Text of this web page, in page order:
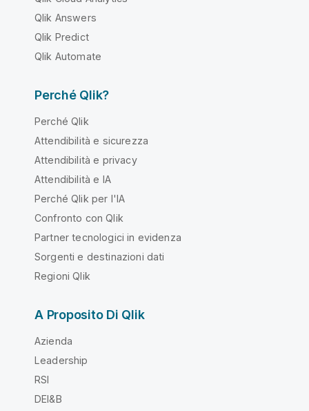
Qlik Answers
Qlik Predict
Qlik Automate
Perché Qlik?
Perché Qlik
Attendibilità e sicurezza
Attendibilità e privacy
Attendibilità e IA
Perché Qlik per l'IA
Confronto con Qlik
Partner tecnologici in evidenza
Sorgenti e destinazioni dati
Regioni Qlik
A Proposito Di Qlik
Azienda
Leadership
RSI
DEI&B